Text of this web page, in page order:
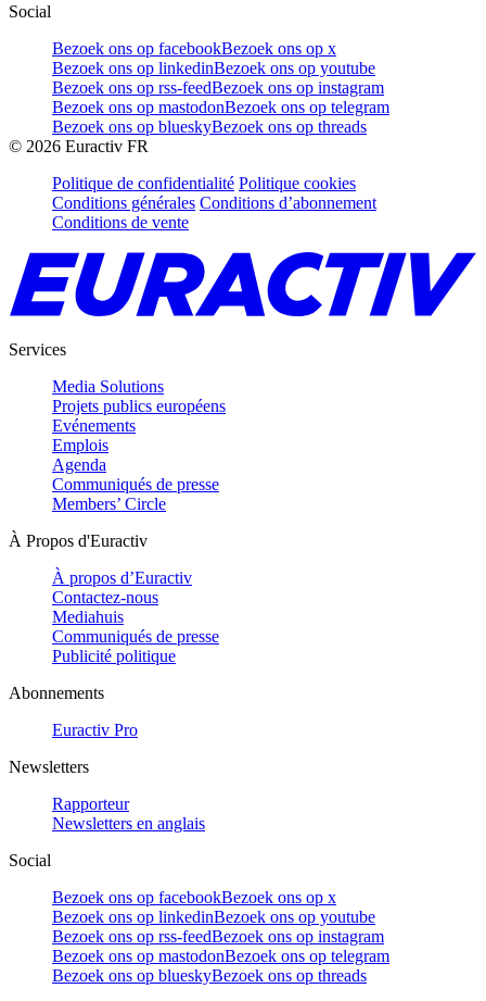
Social
Bezoek ons op facebookBezoek ons op x
Bezoek ons op linkedinBezoek ons op youtube
Bezoek ons op rss-feedBezoek ons op instagram
Bezoek ons op mastodonBezoek ons op telegram
Bezoek ons op blueskyBezoek ons op threads
© 2026 Euractiv FR
Politique de confidentialité Politique cookies
Conditions générales Conditions d’abonnement
Conditions de vente
Services
Media Solutions
Projets publics européens
Evénements
Emplois
Agenda
Communiqués de presse
Members’ Circle
À Propos d'Euractiv
À propos d’Euractiv
Contactez-nous
Mediahuis
Communiqués de presse
Publicité politique
Abonnements
Euractiv Pro
Newsletters
Rapporteur
Newsletters en anglais
Social
Bezoek ons op facebookBezoek ons op x
Bezoek ons op linkedinBezoek ons op youtube
Bezoek ons op rss-feedBezoek ons op instagram
Bezoek ons op mastodonBezoek ons op telegram
Bezoek ons op blueskyBezoek ons op threads